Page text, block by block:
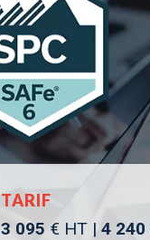
TARIF
3 095 € HT | 4 240